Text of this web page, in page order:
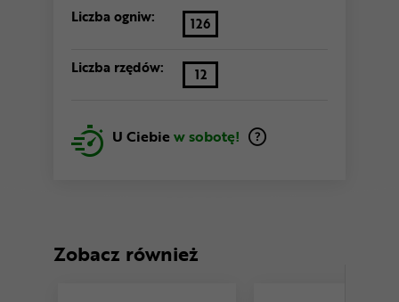
Liczba ogniw: 126
Liczba rzędów: 12
U Ciebiew sobotę!
Zobacz również